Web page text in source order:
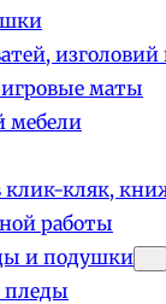
маты
мебели
кляк,
работы
и подушки
пледы